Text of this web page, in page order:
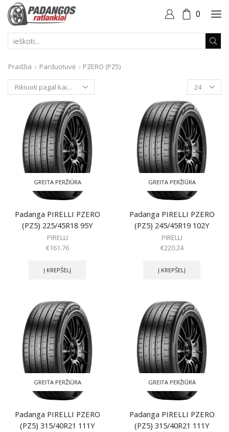
0
Pradžia Parduotuvė
PZERO (PZ5)
Produktai
puslapyje
GREITA PERŽIŪRA
Padanga PIRELLI PZERO
(PZ5) 225/45R18 95Y
PIRELLI
€161.76
Į KREPŠELĮ
GREITA PERŽIŪRA
Padanga PIRELLI PZERO
(PZ5) 245/45R19 102Y
PIRELLI
€220.24
Į KREPŠELĮ
GREITA PERŽIŪRA
Padanga PIRELLI PZERO
(PZ5) 315/40R21 111Y
GREITA PERŽIŪRA
Padanga PIRELLI PZERO
(PZ5) 315/40R21 111Y